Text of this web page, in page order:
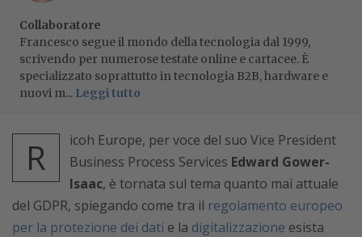
Collaboratore
Francesco segue il mondo della tecnologia dal 1999,
scrivendo per numerose testate online e cartacee. È
specializzato soprattutto in tecnologia B2B, hardware e
nuovi m... Leggi tutto
R
icoh Europe, per voce del suo Vice President
Business Process Services Edward Gower-
Isaac, è tornata sul tema quanto mai attuale
del GDPR, spiegando come tra il regolamento europeo
per la protezione dei dati e la digitalizzazione esista